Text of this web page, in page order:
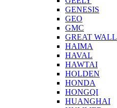
GENESIS
GEO
GMC
GREAT WALL
HAIMA
HAVAL
HAWTAI
HOLDEN
HONDA
HONGQI
HUANGHAI